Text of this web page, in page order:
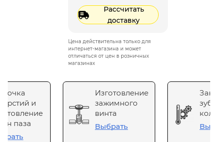
Рассчитать
доставку
Цена действительна только для
интернет-магазина и может
отличаться от цен в розничных
магазинах
и
паза
Изготовление
зажимного
винта
Выбрать